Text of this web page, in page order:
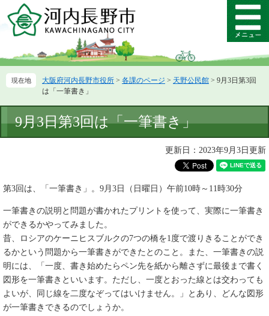
ー
先
ニ
を
て
メ
ニ
ー
大阪府河内長野市役所 > 各課のページ > 天野公民館 > 9月3日第3回
は「一筆書き」
文
9月3日第3回は「一筆書き」
更新日：2023年9月3日更新
第3回は、「一筆書き」。9月3日（日曜日）午前10時～11時30分
一筆書きの説明と問題が書かれたプリントを使って、実際に一筆書き
ができるかやってみました。
昔、ロシアのケーニヒスブルクの7つの橋を1度で渡りきることができ
るかという問題から一筆書きができたとのこと。また、一筆書きの説
明には、「一度、書き始めたらペン先を紙から離さずに最後まで書く
図形を一筆書きといいます。ただし、一度とおった線とは交わっても
よいが、同じ線を二度なぞってはいけません。」とあり、どんな図形
が一筆書きできるのでしょうか。